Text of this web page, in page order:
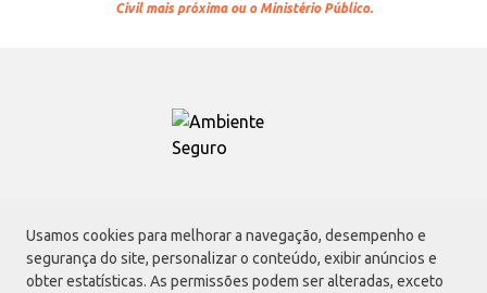
Usamos cookies para melhorar a navegação, desempenho e
segurança do site, personalizar o conteúdo, exibir anúncios e
obter estatísticas. As permissões podem ser alteradas, exceto
Civil mais próxima ou o Ministério Público.
Atacadão S.A.
Avenida Morvan Dias de Figueiredo, 6169, Vila Maria, São Paulo - SP | CEP
02170-901 | CNPJ: 75.315.333/0001-09